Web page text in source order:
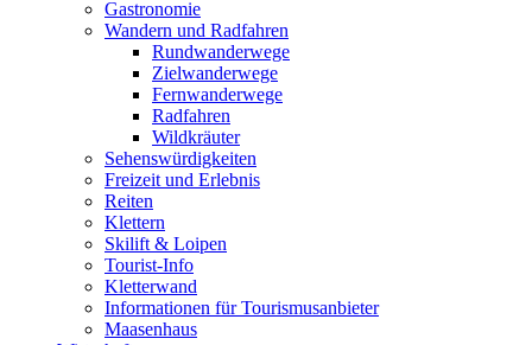
Gastronomie
Wandern und Radfahren
Rundwanderwege
Zielwanderwege
Fernwanderwege
Radfahren
Wildkräuter
Sehenswürdigkeiten
Freizeit und Erlebnis
Reiten
Klettern
Skilift & Loipen
Tourist-Info
Kletterwand
Informationen für Tourismusanbieter
Maasenhaus